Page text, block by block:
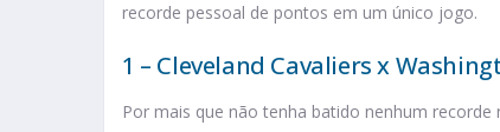
recorde pessoal de pontos em um único jogo.
1 – Cleveland Cavaliers x
Por mais que não tenha batido nenhum